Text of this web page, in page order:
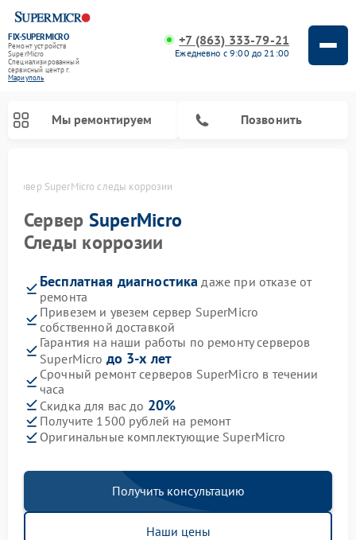
FIX-SUPERMICRO
Ремонт устройств
SuperMicro
Специализированный
cервисный центр г.
Мариуполь
+7 (863) 333-79-21
Ежедневно с 9:00 до 21:00
Мы ремонтируем Позвонить
Сервер SuperMicro следы коррозии
Сервер SuperMicro
Следы коррозии
Бесплатная диагностика даже при отказе от
ремонта
Привезем и увезем сервер SuperMicro
собственной доставкой
Гарантия на наши работы по ремонту серверов
SuperMicro до 3-х лет
Срочный ремонт серверов SuperMicro в течении
часа
Скидка для вас до 20%
Получите 1500 рублей на ремонт
Оригинальные комплектующие SuperMicro
Получить консультацию
Наши цены